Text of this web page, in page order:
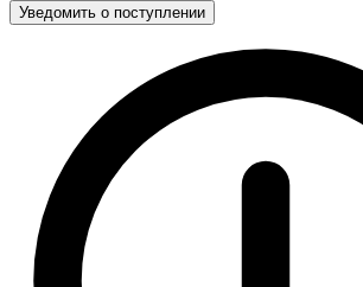
Уведомить о поступлении